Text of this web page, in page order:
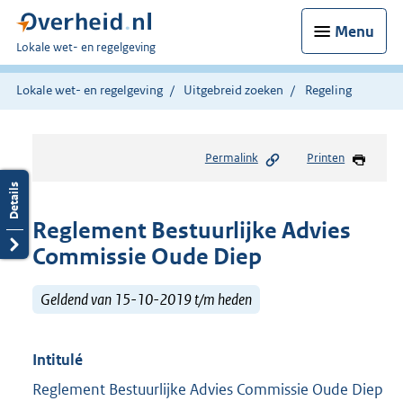
Menu
U
bent
hier:
Lokale wet- en regelgeving
Lokale wet- en regelgeving Uitgebreid zoeken Regeling
Permalink Printen
Reglement Bestuurlijke Advies
Commissie Oude Diep
Geldend van 15-10-2019 t/m heden
Intitulé
Reglement Bestuurlijke Advies Commissie Oude Diep